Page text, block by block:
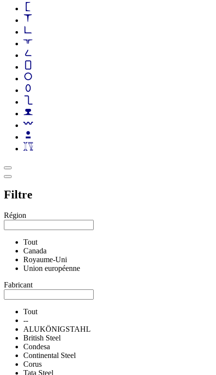
Filtre
Région
Tout
Canada
Royaume-Uni
Union européenne
Fabricant
Tout
--
ALUKÖNIGSTAHL
British Steel
Condesa
Continental Steel
Corus
Tata Steel